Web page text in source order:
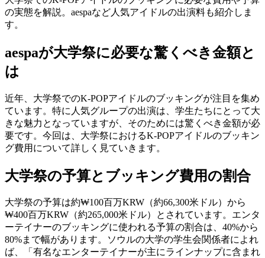
の実態を解説。aespaなど人気アイドルの出演料も紹介しま
す。
aespaが大学祭に必要な驚くべき金額と
は
近年、大学祭でのK-POPアイドルのブッキングが注目を集め
ています。特に人気グループの出演は、学生たちにとって大
きな魅力となっていますが、そのためには驚くべき金額が必
要です。今回は、大学祭におけるK-POPアイドルのブッキン
グ費用について詳しく見ていきます。
大学祭の予算とブッキング費用の割合
大学祭の予算は約₩100百万KRW（約66,300米ドル）から
₩400百万KRW（約265,000米ドル）とされています。エンタ
ーテイナーのブッキングに使われる予算の割合は、40%から
80%まで幅があります。ソウルの大学の学生会関係者によれ
ば、「有名なエンターテイナーが主にラインナップに含まれ